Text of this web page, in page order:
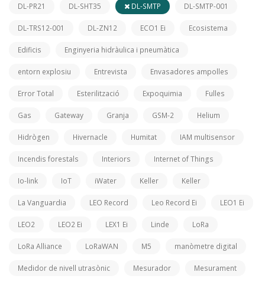
DL-PR21 DL-SHT35 DL-SMTP DL-SMTP-001
DL-TRS12-001 DL-ZN12 ECO1 Ei Ecosistema
Edificis Enginyeria hidràulica i pneumàtica
entorn explosiu Entrevista Envasadores ampolles
Error Total Esterilització Expoquimia Fulles
Gas Gateway Granja GSM-2 Helium
Hidrògen Hivernacle Humitat IAM multisensor
Incendis forestals Interiors Internet of Things
Io-link IoT iWater Keller Keller
La Vanguardia LEO Record Leo Record Ei LEO1 Ei
LEO2 LEO2 Ei LEX1 Ei Linde LoRa
LoRa Alliance LoRaWAN M5 manòmetre digital
Medidor de nivell utrasònic Mesurador Mesurament